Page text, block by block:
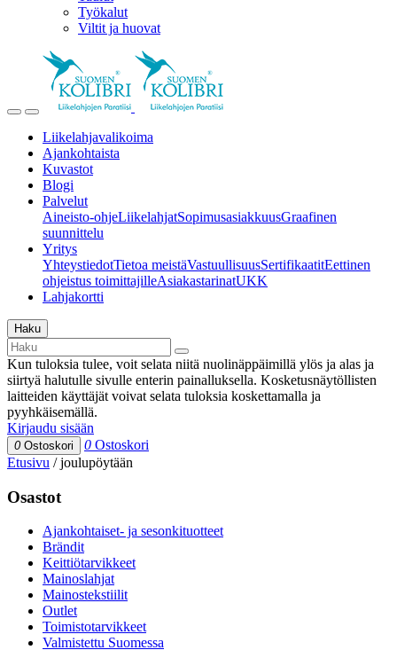
Työkalut
Viltit ja huovat
Liikelahjavalikoima
Ajankohtaista
Kuvastot
Blogi
Palvelut
Aineisto-ohjeLiikelahjatSopimusasiakkuusGraafinen
suunnittelu
Yritys
YhteystiedotTietoa meistäVastuullisuusSertifikaatitEettinen
ohjeistus toimittajilleAsiakastarinatUKK
Lahjakortti
Haku
Kun tuloksia tulee, voit selata niitä nuolinäppäimillä ylös ja alas ja
siirtyä halutulle sivulle enterin painalluksella. Kosketusnäytöllisten
laitteiden käyttäjät voivat selata tuloksia koskettamalla ja
pyyhkäisemällä.
Kirjaudu sisään
0 Ostoskori 0 Ostoskori
Etusivu /joulupöytään
Osastot
Ajankohtaiset- ja sesonkituotteet
Brändit
Keittiötarvikkeet
Mainoslahjat
Mainostekstiilit
Outlet
Toimistotarvikkeet
Valmistettu Suomessa